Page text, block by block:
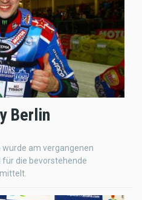
Berlin
wurde am vergangenen
für die bevorstehende